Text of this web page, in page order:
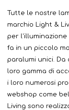
Tutte le nostre
marchio Light &
per
fa in un piccolo
paralumi unici.
loro gamma di
i loro numerosi
webshop come
Living sono